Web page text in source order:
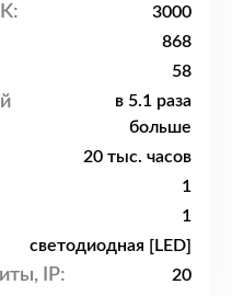
3000
868
58
в 5.1 раза
больше
20 тыс. часов
1
1
светодиодная [LED]
IP: 20